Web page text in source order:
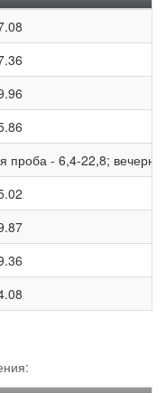
проба - 6,4-22,8;